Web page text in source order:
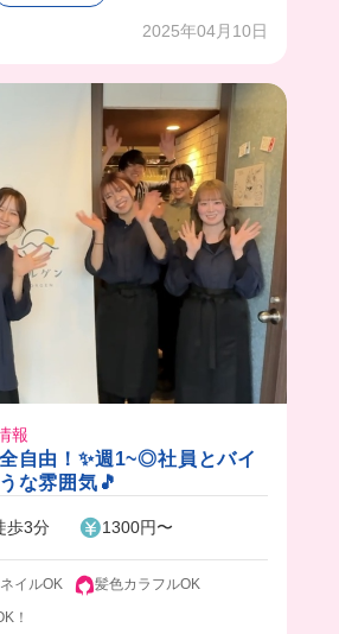
🥹楽しそうすぎる💞2025年04月10日
報
自由！✨週1~◎社員とバイ
な雰囲気🎵
3分 1300円〜
イルOK
髪色カラフルOK
！